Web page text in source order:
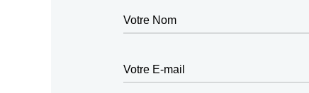
Votre Nom
Votre E-mail